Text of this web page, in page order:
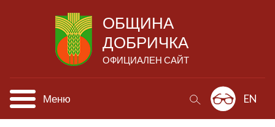
ОБЩИНА
ДОБРИЧКА
ОФИЦИАЛЕН САЙТ
Меню EN